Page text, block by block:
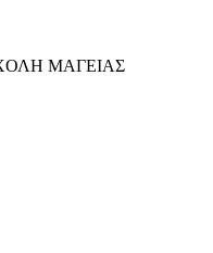
ΜΑΓΕΙΑΣ